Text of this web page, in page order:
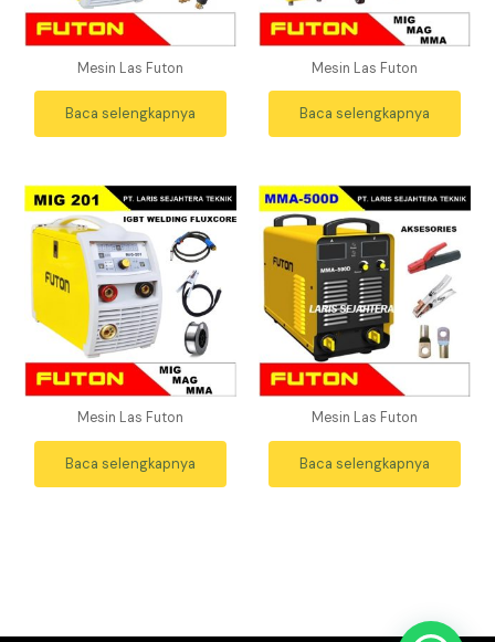
Mesin Las Futon
Baca selengkapnya
Mesin Las Futon
Baca selengkapnya
Mesin Las Futon
Baca selengkapnya
Mesin Las Futon
Baca selengkapnya